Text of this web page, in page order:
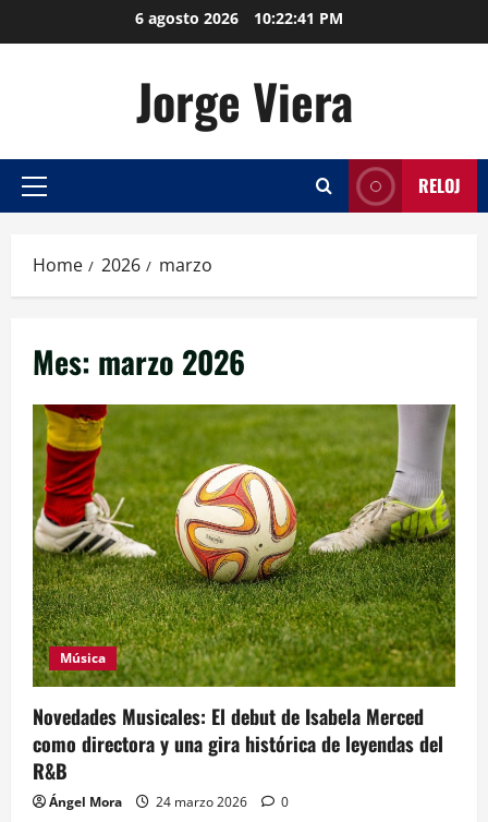
to
6 agosto 2026 10:22:41 PM
Jorge Viera
Primary
RELOJ
Home 2026 marzo
Mes: marzo 2026
Música
Novedades Musicales: El debut de Isabela Merced
como directora y una gira histórica de leyendas del
R&B
Ángel Mora 24 marzo 2026 0